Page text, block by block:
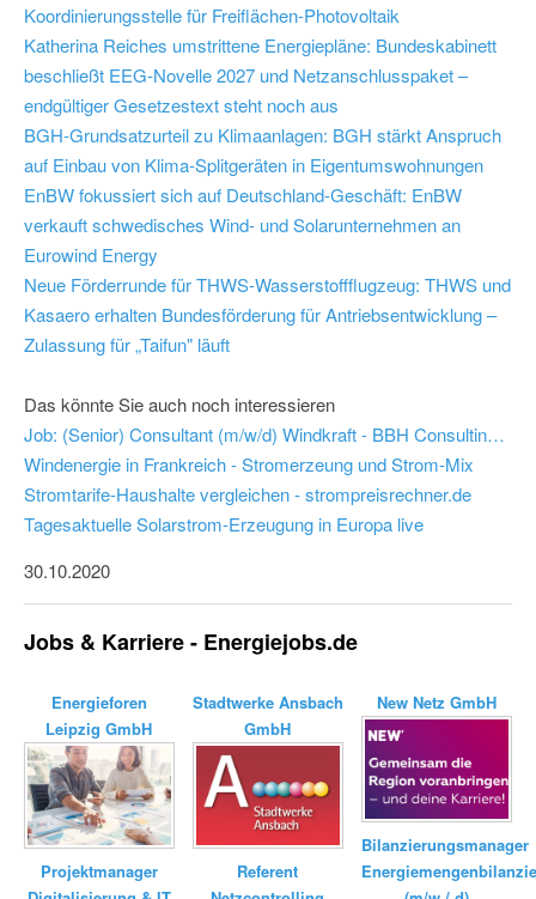
Koordinierungsstelle für Freiflächen-Photovoltaik
Katherina Reiches umstrittene Energiepläne: Bundeskabinett
beschließt EEG-Novelle 2027 und Netzanschlusspaket –
endgültiger Gesetzestext steht noch aus
BGH-Grundsatzurteil zu Klimaanlagen: BGH stärkt Anspruch
auf Einbau von Klima-Splitgeräten in Eigentumswohnungen
EnBW fokussiert sich auf Deutschland-Geschäft: EnBW
verkauft schwedisches Wind- und Solarunternehmen an
Eurowind Energy
Neue Förderrunde für THWS-Wasserstoffflugzeug: THWS und
Kasaero erhalten Bundesförderung für Antriebsentwicklung –
Zulassung für „Taifun" läuft
Das könnte Sie auch noch interessieren
Job: (Senior) Consultant (m/w/d) Windkraft - BBH Consulting AG
Windenergie in Frankreich - Stromerzeung und Strom-Mix
Stromtarife-Haushalte vergleichen - strompreisrechner.de
Tagesaktuelle Solarstrom-Erzeugung in Europa live
30.10.2020
Jobs & Karriere - Energiejobs.de
Energieforen
Leipzig GmbH
Projektmanager
Stadtwerke Ansbach
GmbH
Referent
New Netz GmbH
Bilanzierungsmanager